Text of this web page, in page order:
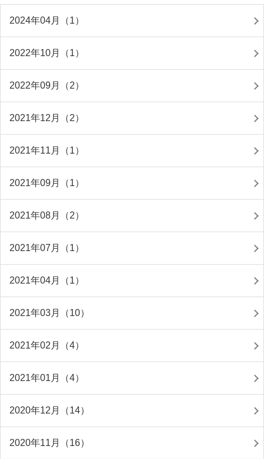
2024年04月（1）
2022年10月（1）
2022年09月（2）
2021年12月（2）
2021年11月（1）
2021年09月（1）
2021年08月（2）
2021年07月（1）
2021年04月（1）
2021年03月（10）
2021年02月（4）
2021年01月（4）
2020年12月（14）
2020年11月（16）